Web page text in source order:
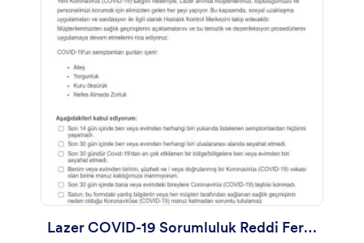
faydalanıyor. Form Oluşturma Aracı ile renk temasını
değiştirerek ve kuaförünüzün logosunu ekleyerek bu
form şablonunu istediğiniz gibi özelleştirin!
Lazer COVID-19 Sorumluluk Reddi Feragatnamesi Formu Örneği